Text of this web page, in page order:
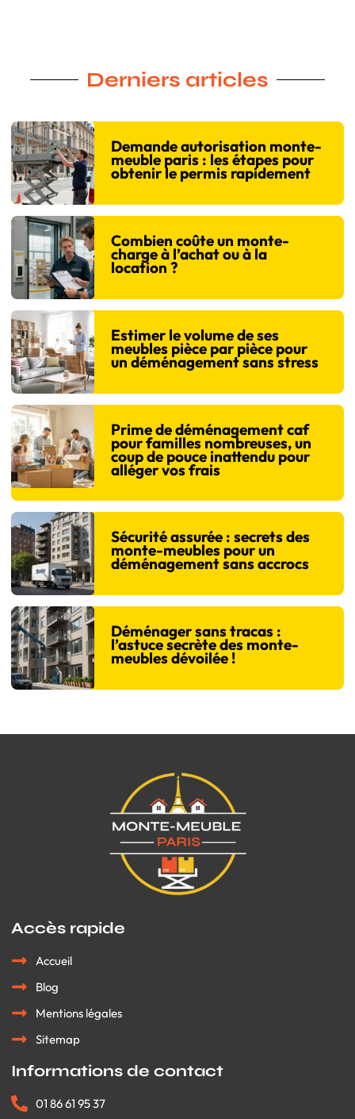
Derniers articles
Demande autorisation monte-
meuble paris : les étapes pour
obtenir le permis rapidement
Combien coûte un monte-
charge à l’achat ou à la
location ?
Estimer le volume de ses
meubles pièce par pièce pour
un déménagement sans stress
Prime de déménagement caf
pour familles nombreuses, un
coup de pouce inattendu pour
alléger vos frais
Sécurité assurée : secrets des
monte-meubles pour un
déménagement sans accrocs
Déménager sans tracas :
l’astuce secrète des monte-
meubles dévoilée !
Accès rapide
Accueil
Blog
Mentions légales
Sitemap
Informations de contact
01 86 61 95 37